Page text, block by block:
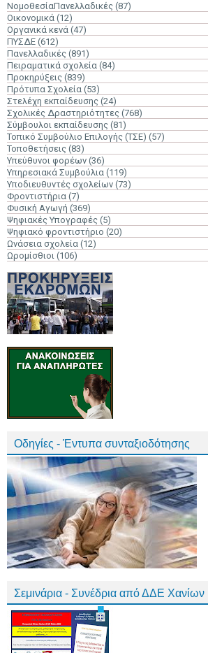
ΝομοθεσίαΠανελλαδικές (87)
Οικονομικά (12)
Οργανικά κενά (47)
ΠΥΣΔΕ (612)
Πανελλαδικές (891)
Πειραματικά σχολεία (84)
Προκηρύξεις (839)
Πρότυπα Σχολεία (53)
Στελέχη εκπαίδευσης (24)
Σχολικές Δραστηριότητες (768)
Σύμβουλοι εκπαίδευσης (81)
Τοπικό Συμβούλιο Επιλογής (ΤΣΕ) (57)
Τοποθετήσεις (83)
Υπεύθυνοι φορέων (36)
Υπηρεσιακά Συμβούλια (119)
Υποδιευθυντές σχολείων (73)
Φροντιστήρια (7)
Φυσική Αγωγή (369)
Ψηφιακές Υπογραφές (5)
Ψηφιακό φροντιστήριο (20)
Ωνάσεια σχολεία (12)
Ωρομίσθιοι (106)
Οδηγίες - Έντυπα συνταξιοδότησης
Σεμινάρια - Συνέδρια από ΔΔΕ Χανίων